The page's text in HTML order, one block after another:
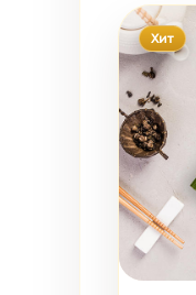
Хит